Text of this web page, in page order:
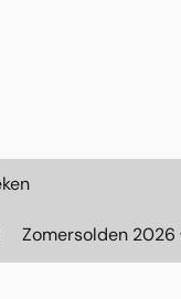
Zomersolden 2026